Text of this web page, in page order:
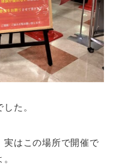
た。
実はこの場所で開催で